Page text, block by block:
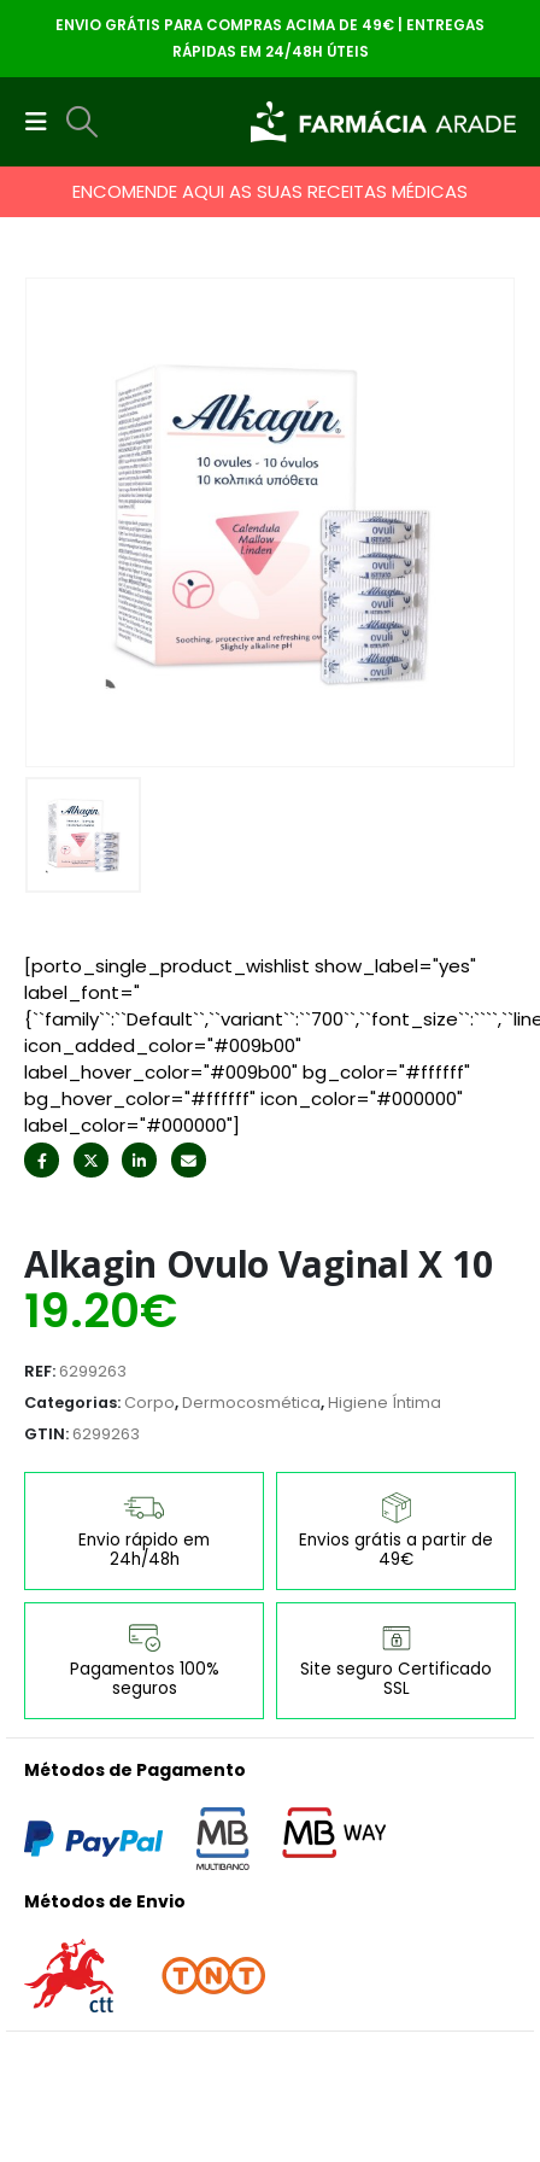
ENVIO GRÁTIS PARA COMPRAS ACIMA DE 49€ | ENTREGAS
RÁPIDAS EM 24/48H ÚTEIS
ENCOMENDE AQUI AS SUAS RECEITAS MÉDICAS
[porto_single_product_wishlist show_label="yes"
label_font="
icon_added_color="#009b00"
label_hover_color="#009b00" bg_color="#ffffff"
bg_hover_color="#ffffff" icon_color="#000000"
label_color="#000000"]
Alkagin Ovulo Vaginal X 10
19.20€
REF:6299263
Categorias: Corpo,Dermocosmética,Higiene Íntima
GTIN:6299263
Envio rápido em
24h/48h
Envios grátis a partir de
49€
Pagamentos 100%
seguros
Site seguro Certificado
SSL
Métodos de Pagamento
Métodos de Envio